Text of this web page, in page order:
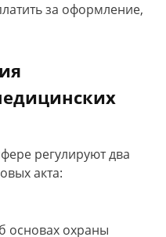
за оформление,
регулируют два
акта:
основах охраны